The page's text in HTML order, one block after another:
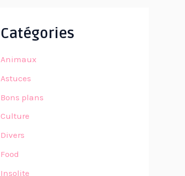
Catégories
Animaux
Astuces
Bons plans
Culture
Divers
Food
Insolite